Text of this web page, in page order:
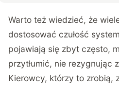
Warto też wiedzieć, że
dostosować czułość
pojawiają się zbyt często,
przytłumić, nie rezygnując
Kierowcy, którzy to zrobią,